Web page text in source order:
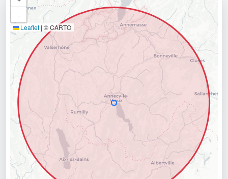
−
Leaflet | © CARTO